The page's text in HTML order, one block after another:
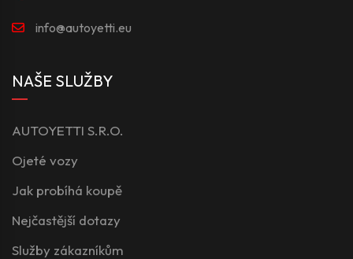
info@autoyetti.eu
NAŠE SLUŽBY
AUTOYETTI S.R.O.
Ojeté vozy
Jak probíhá koupě
Nejčastější dotazy
Služby zákazníkům